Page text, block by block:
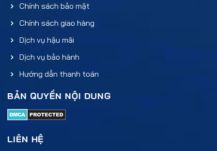
Chính sách bảo mật
Chính sách giao hàng
Dịch vụ hậu mãi
Dịch vụ bảo hành
Hướng dẫn thanh toán
BẢN QUYỀN NỘI DUNG
LIÊN HỆ